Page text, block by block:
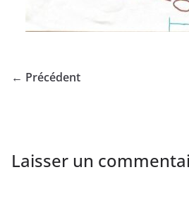
← Précédent
Laisser un